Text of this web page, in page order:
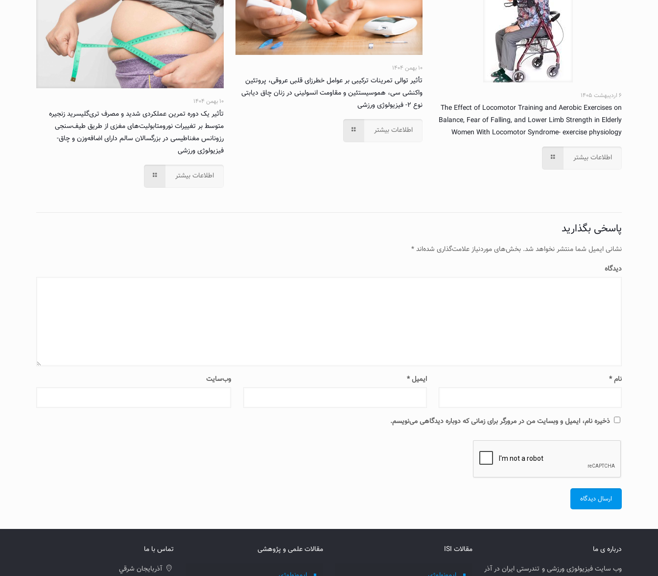
۶ اردیبهشت ۱۴۰۵
The Effect of Locomotor Training and Aerobic Exercises on
Balance, Fear of Falling, and Lower Limb Strength in Elderly
Women With Locomotor Syndrome- exercise physiology
اطلاعات بیشتر
۱۰ بهمن ۱۴۰۴
تأثیر توالی تمرینات ترکیبی بر عوامل خطرزای قلبی عروقی، پروتئین
واکنشی سی، هموسیستئین و مقاومت انسولینی در زنان چاق دیابتی
نوع ۲- فیزیولوژی ورزشی
اطلاعات بیشتر
۱۰ بهمن ۱۴۰۴
تأثیر یک دوره تمرین عملکردی شدید و مصرف تری‌گلیسرید زنجیره
متوسط بر تغییرات نورومتابولیت‌های مغزی از طریق طیف‌سنجی
رزونانس مغناطیسی در بزرگسالان سالم دارای اضافه‌وزن و چاق-
فیزیولوژی ورزشی
اطلاعات بیشتر
پاسخی بگذارید
نشانی ایمیل شما منتشر نخواهد شد. بخش‌های موردنیاز علامت‌گذاری شده‌اند*
دیدگاه
نام* ایمیل* وب‌سایت
ذخیره نام، ایمیل و وبسایت من در مرورگر برای زمانی که دوباره دیدگاهی می‌نویسم.
درباره ی ما
وب سایت فیزیولوژی ورزشی و تندرستی ایران در آذر
مقالات ISI مقالات علمی و پژوهشی
تماس با ما
آذربايجان شرقي